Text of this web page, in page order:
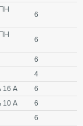
6
6
6
4
16 А
6
10 А
6
6